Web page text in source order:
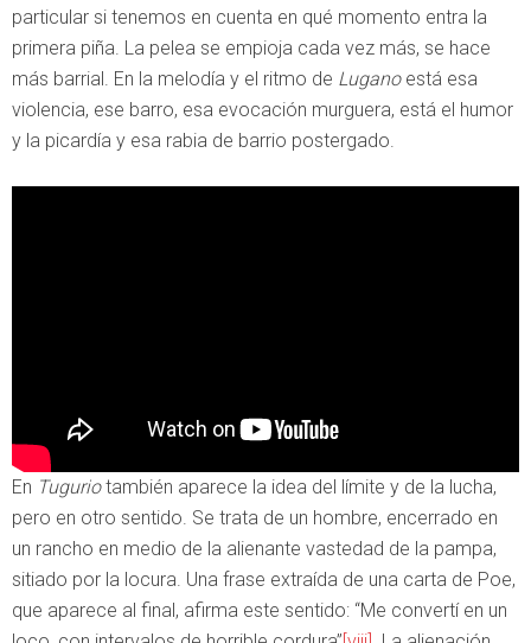
particular si tenemos en cuenta en qué momento entra la
primera piña. La pelea se empioja cada vez más, se hace
más barrial. En la melodía y el ritmo de Luganoestá esa
violencia, ese barro, esa evocación murguera, está el humor
y la picardía y esa rabia de barrio postergado.
En Tuguriotambién aparece la idea del límite y de la lucha,
pero en otro sentido. Se trata de un hombre, encerrado en
un rancho en medio de la alienante vastedad de la pampa,
sitiado por la locura. Una frase extraída de una carta de Poe,
que aparece al final, afirma este sentido: “Me convertí en un